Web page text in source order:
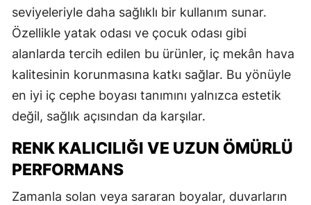
seviyeleriyle daha sağlıklı bir kullanım sunar.
Özellikle yatak odası ve çocuk odası gibi
alanlarda tercih edilen bu ürünler, iç mekân hava
kalitesinin korunmasına katkı sağlar. Bu yönüyle
en iyi iç cephe boyası tanımını yalnızca estetik
değil, sağlık açısından da karşılar.
RENK KALICILIĞI VE UZUN ÖMÜRLÜ
PERFORMANS
Zamanla solan veya sararan boyalar, duvarların